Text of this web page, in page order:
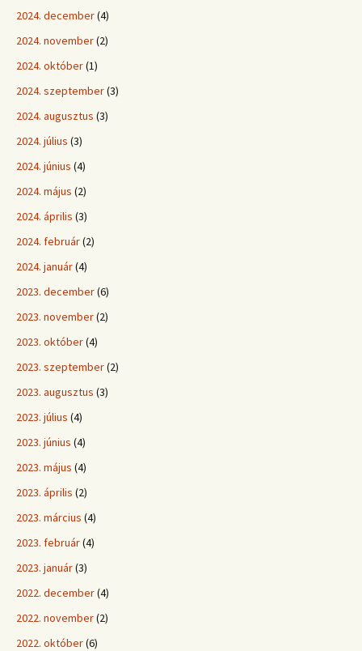
2024. december(4)
2024. november(2)
2024. október(1)
2024. szeptember(3)
2024. augusztus (3)
2024. július (3)
2024. június (4)
2024. május (2)
2024. április (3)
2024. február(2)
2024. január(4)
2023. december(6)
2023. november(2)
2023. október(4)
2023. szeptember(2)
2023. augusztus (3)
2023. július (4)
2023. június (4)
2023. május (4)
2023. április (2)
2023. március (4)
2023. február(4)
2023. január(3)
2022. december(4)
2022. november(2)
2022. október(6)